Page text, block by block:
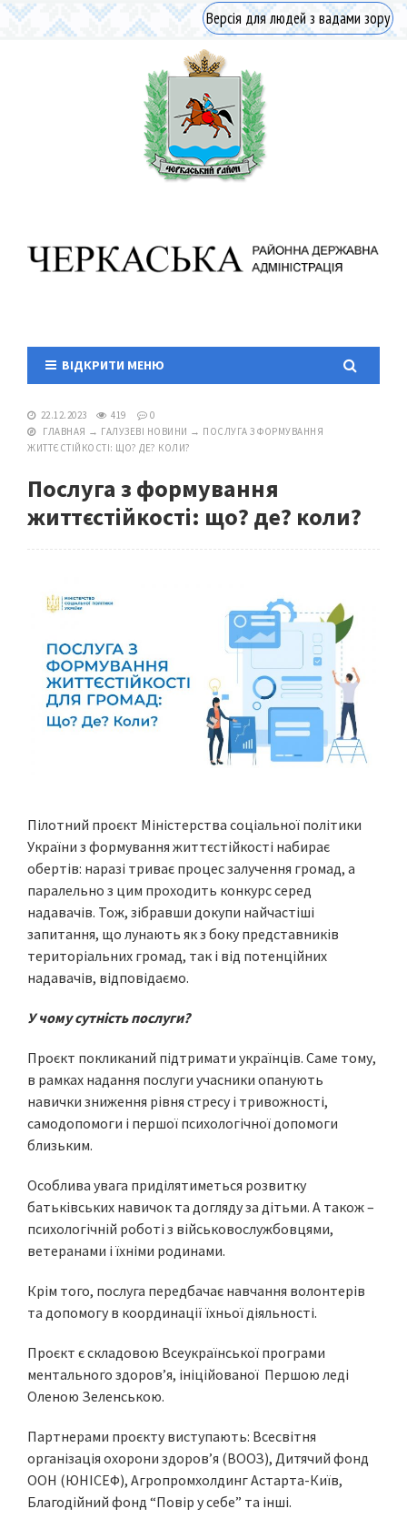
Версія для людей з вадами зору
ВІДКРИТИ МЕНЮ
22.12.2023 419
0
ГЛАВНАЯ → ГАЛУЗЕВІ НОВИНИ → ПОСЛУГА З ФОРМУВАННЯ
ЖИТТЄСТІЙКОСТІ: ЩО? ДЕ? КОЛИ?
Послуга з формування
життєстійкості: що? де? коли?
Пілотний проєкт Міністерства соціальної політики
України з формування життєстійкості набирає
обертів: наразі триває процес залучення громад, а
паралельно з цим проходить конкурс серед
надавачів. Тож, зібравши докупи найчастіші
запитання, що лунають як з боку представників
територіальних громад, так і від потенційних
надавачів, відповідаємо.
У чому сутність послуги?
Проєкт покликаний підтримати українців. Саме тому,
в рамках надання послуги учасники опанують
навички зниження рівня стресу і тривожності,
самодопомоги і першої психологічної допомоги
близьким.
Особлива увага приділятиметься розвитку
батьківських навичок та догляду за дітьми. А також –
психологічній роботі з військовослужбовцями,
ветеранами і їхніми родинами.
Крім того, послуга передбачає навчання волонтерів
та допомогу в координації їхньої діяльності.
Проєкт є складовою Всеукраїнської програми
ментального здоров’я, ініційованої Першою леді
Оленою Зеленською.
Партнерами проєкту виступають: Всесвітня
організація охорони здоров’я (ВООЗ), Дитячий фонд
ООН (ЮНІСЕФ), Агропромхолдинг Астарта-Київ,
Благодійний фонд “Повір у себе” та інші.